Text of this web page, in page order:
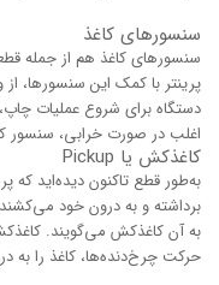
سنسورهای کاغذ
سنسورهای کاغذ هم از جمله
پرینتر با کمک این سنسورها،
دستگاه برای شروع عملیات
اغلب در صورت خرابی، سنسور
کاغذکش یا Pickup
به‌طور قطع تاکنون دیده‌اید که
برداشته و به درون خود
به آن کاغذکش می‌گویند.
حرکت چرخ‌دنده‌ها، کاغذ را به